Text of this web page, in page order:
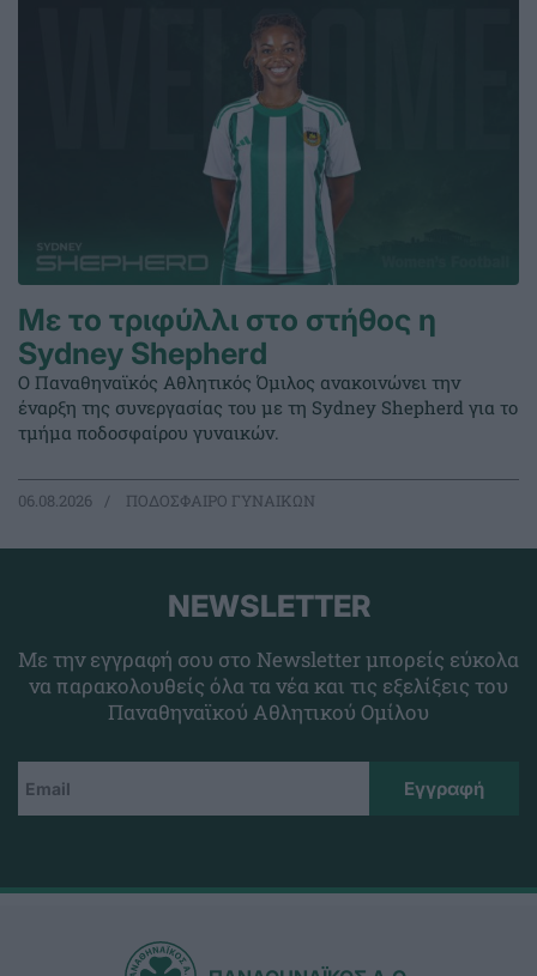
Με το τριφύλλι στο στήθος η
Sydney Shepherd
Ο Παναθηναϊκός Αθλητικός Όμιλος ανακοινώνει την
έναρξη της συνεργασίας του με τη Sydney Shepherd για το
τμήμα ποδοσφαίρου γυναικών.
06.08.2026 ΠΟΔΟΣΦΑΙΡΟ ΓΥΝΑΙΚΩΝ
NEWSLETTER
Με την εγγραφή σου στο Newsletter μπορείς εύκολα
να παρακολουθείς όλα τα νέα και τις εξελίξεις του
Παναθηναϊκού Αθλητικού Ομίλου